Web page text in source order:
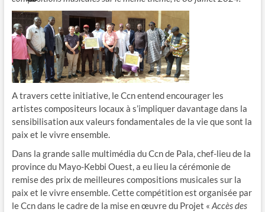
A travers cette initiative, le Ccn entend encourager les
artistes compositeurs locaux à s’impliquer davantage dans la
sensibilisation aux valeurs fondamentales de la vie que sont la
paix et le vivre ensemble.
Dans la grande salle multimédia du Ccn de Pala, chef-lieu de la
province du Mayo-Kebbi Ouest, a eu lieu la cérémonie de
remise des prix de meilleures compositions musicales sur la
paix et le vivre ensemble. Cette compétition est organisée par
le Ccn dans le cadre de la mise en œuvre du Projet « Accès des